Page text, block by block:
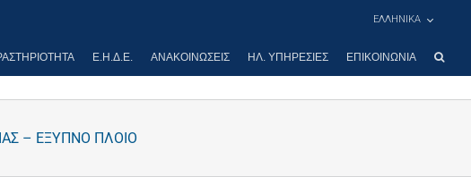
ΕΛΛΗΝΙΚΑ
Ε.Η.Δ.Ε. ΑΝΑΚΟΙΝΏΣΕΙΣ ΗΛ. ΥΠΗΡΕΣΊΕΣ ΕΠΙΚΟΙΝΩΝΊΑ
– ΕΞΥΠΝΟ ΠΛΟΙΟ